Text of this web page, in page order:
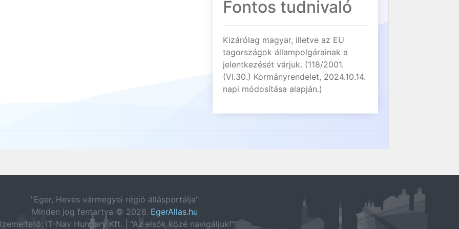
Fontos tudnivaló
Kizárólag magyar, illetve az EU
tagországok állampolgárainak a
jelentkezését várjuk. (118/2001.
(VI.30.) Kormányrendelet, 2024.10.14.
napi módosítása alapján.)
"Eger, Heves vármegyei régió állásportálja"
Minden jog fentartva © 2026. EgerAllas.hu
IT-Nav Hungary Kft. | "Az elsők közé navigáljuk!"